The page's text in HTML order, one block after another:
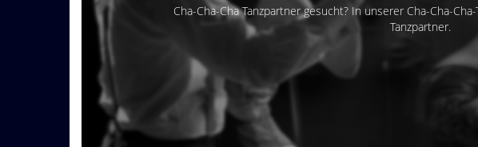
Cha-Cha-Cha Tanzpartner gesucht? In unserer Cha-Cha-
Tanzpartner.